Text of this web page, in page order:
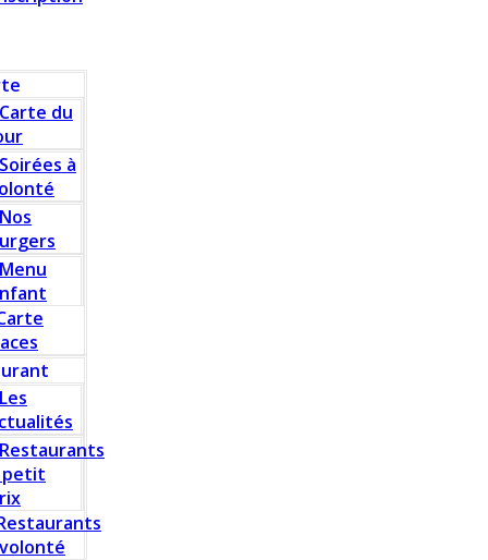
Carte du
Soirées à
Nos
Menu
Les
Restaurants
petit